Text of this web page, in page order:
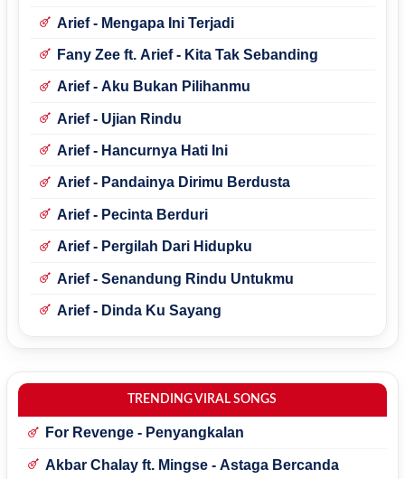
Arief - Mengapa Ini Terjadi
Fany Zee ft. Arief - Kita Tak Sebanding
Arief - Aku Bukan Pilihanmu
Arief - Ujian Rindu
Arief - Hancurnya Hati Ini
Arief - Pandainya Dirimu Berdusta
Arief - Pecinta Berduri
Arief - Pergilah Dari Hidupku
Arief - Senandung Rindu Untukmu
Arief - Dinda Ku Sayang
TRENDING VIRAL SONGS
For Revenge - Penyangkalan
Akbar Chalay ft. Mingse - Astaga Bercanda